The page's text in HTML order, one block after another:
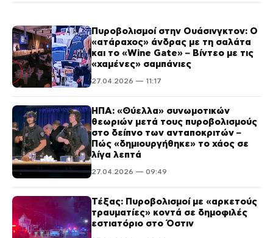
Πυροβολισμοί στην Ουάσινγκτον: Ο
«ατάραχος» άνδρας με τη σαλάτα
και το «Wine Gate» – Βίντεο με τις
«χαμένες» σαμπάνιες
27.04.2026 — 11:17
ΗΠΑ: «Θύελλα» συνωμοτικών
θεωριών μετά τους πυροβολισμούς
στο δείπνο των ανταποκριτών –
Πώς «δημιουργήθηκε» το χάος σε
λίγα λεπτά
27.04.2026 — 09:49
Τέξας: Πυροβολισμοί με «αρκετούς
τραυματίες» κοντά σε δημοφιλές
εστιατόριο στο Όστιν